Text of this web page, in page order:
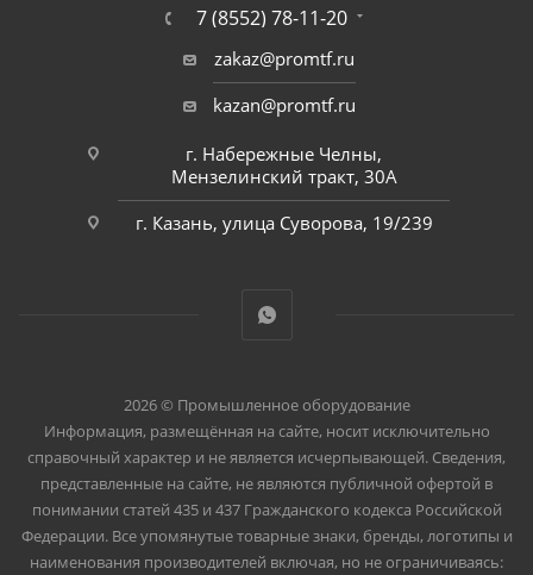
7 (8552) 78-11-20
zakaz@promtf.ru
kazan@promtf.ru
г. Набережные Челны,
Мензелинский тракт, 30А
г. Казань, улица Суворова, 19/239
2026 © Промышленное оборудование
Информация, размещённая на сайте, носит исключительно
справочный характер и не является исчерпывающей. Сведения,
представленные на сайте, не являются публичной офертой в
понимании статей 435 и 437 Гражданского кодекса Российской
Федерации. Все упомянутые товарные знаки, бренды, логотипы и
наименования производителей включая, но не ограничиваясь: